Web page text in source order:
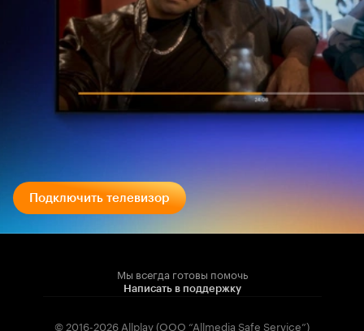
Подключить телевизор
Мы всегда готовы помочь
Написать в поддержку
© 2016-2026 Allplay (OOO “Allmedia Safe Service”)